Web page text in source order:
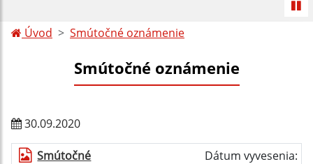
Úvod Smútočné oznámenie
Smútočné oznámenie
30.09.2020
Smútočné
Dátum vyvesenia: